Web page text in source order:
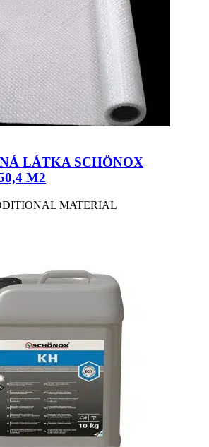
LÁTKA SCHÖNOX
M2
MATERIAL